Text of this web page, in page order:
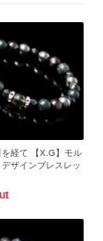
経て 【X.G】モル
デザインブレスレッ